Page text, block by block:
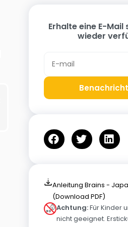
Erhalte eine E-
wieder
Anleitung Brains -
(Download PDF)
Achtung:Für Kinder
nicht geeignet.